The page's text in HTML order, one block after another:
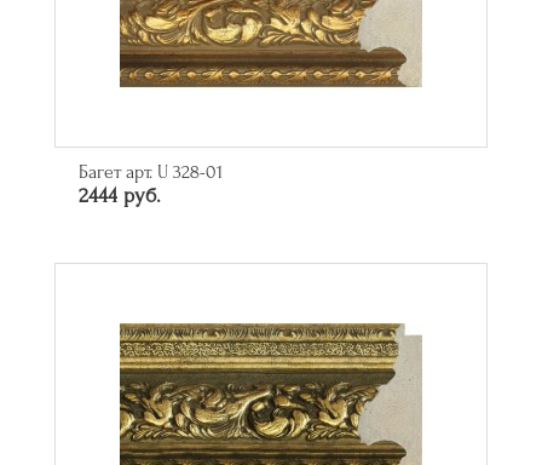
Багет арт. U 328-01
2444 руб.